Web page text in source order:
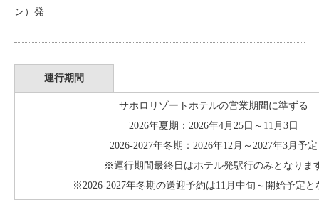
ン）発
運行期間
サホロリゾートホテルの営業期間に準ずる
2026年夏期：2026年4月25日～11月3日
2026-2027年冬期：2026年12月～2027年3月予定
※運行期間最終日はホテル発駅行のみとなりま
※2026-2027年冬期の送迎予約は11月中旬～開始予定と